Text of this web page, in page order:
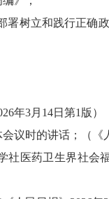
树立和践行正确
年3月 14日第1版）
议时的讲话；
（《
医药卫生界社会